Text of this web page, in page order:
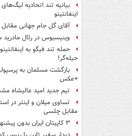
بیانیه تند اتحادیه لیگ‌های
اینفانتینو
آقای گل جام جهانی مقابل
وینیسیوس در رئال مادرید
حمله تند فیگو به
حیله‌گر!
بازگشت مسلمان به
+عکس
تیم جدید امید
تساوی میلان و اینتر در
مقابل چلسی
۳ کاپیتان ایران بدون پیشنهاد بزرگ